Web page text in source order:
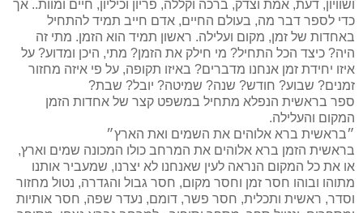
ושוויון, דעת, אמת וצדק, ברכה וקללה, פריון וכיליון, חיים ומוות.. אך
כדי לספר דבר מה, בעולם החיים, אדם חייב תמיד להתחיל
באחדות של זמן, מקום ועלילה. ראשון תמיד הוא הזמן. מתי זה
היה? כיצד הכל התחיל? מי חילק את הזמן? מתי, היכן ומדוע? על
איזו יחידת זמן אנחנו מדברים? באיזו תקופה, על פי איזה מחזור
זמנים? שבוע? חודש? שנה? שמיטה? יובל? שבת?
ספר בראשית הנפלא מתחיל במשפט קצר של אחדות הזמן
המקום והעלילה.
״בראשית ברא אלוהים את השמים ואת הארץ״
בראשית הזמן ברא אלוהים את המרחב כולו המכונה שמים וארץ,
או את כל המקום הנראה לעין שאנחנו לא יצרנו, שמעביר אותנו
מתוהו ובוהו חסר זמן וחסר מקום, חסר גבול והגדרה, נטול מחזור
וסדר, ראשית ותכלית, חסר פשר, דומם, נעדר שפה, חסר אותיות